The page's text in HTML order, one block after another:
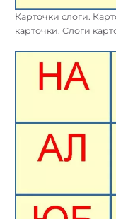
Карточки слоги.
карточки. Слоги